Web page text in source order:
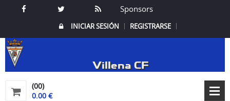
Sponsors
INICIAR SESIÓN REGISTRARSE
Villena CF
(00)
0.00 €